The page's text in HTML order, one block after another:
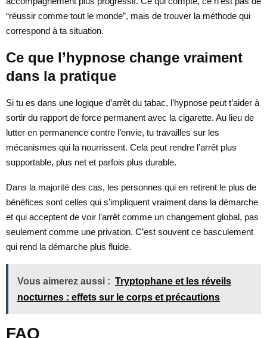
“réussir comme tout le monde”, mais de trouver la méthode qui
correspond à ta situation.
Ce que l’hypnose change vraiment
dans la pratique
Si tu es dans une logique d’arrêt du tabac, l’hypnose peut t’aider à
sortir du rapport de force permanent avec la cigarette. Au lieu de
lutter en permanence contre l’envie, tu travailles sur les
mécanismes qui la nourrissent. Cela peut rendre l’arrêt plus
supportable, plus net et parfois plus durable.
Dans la majorité des cas, les personnes qui en retirent le plus de
bénéfices sont celles qui s’impliquent vraiment dans la démarche
et qui acceptent de voir l’arrêt comme un changement global, pas
seulement comme une privation. C’est souvent ce basculement
qui rend la démarche plus fluide.
Vous aimerez aussi : Tryptophane et les réveils
nocturnes : effets sur le corps et précautions
FAQ